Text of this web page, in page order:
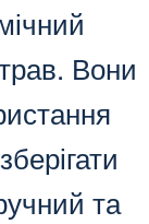
Вони
та